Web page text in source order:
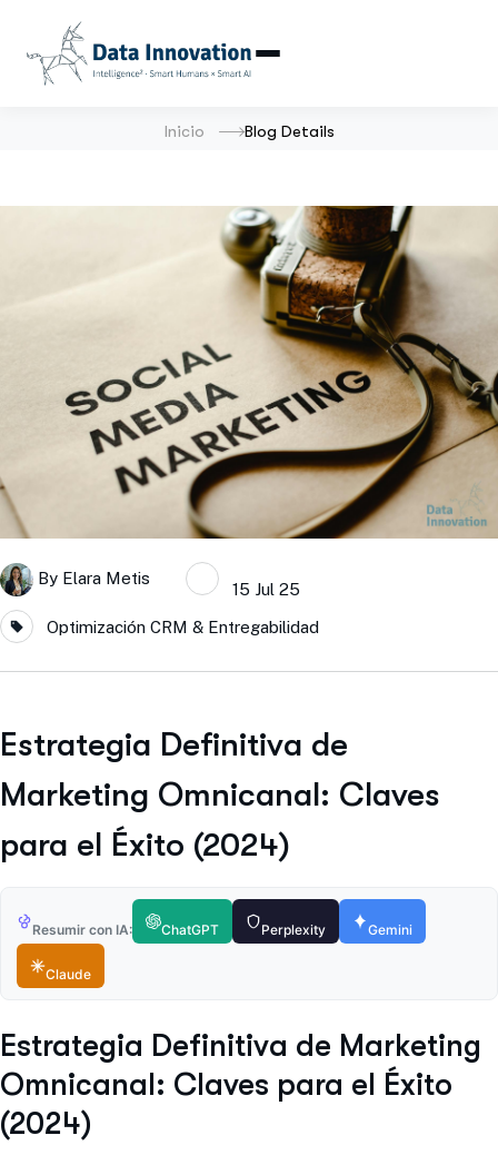
Inicio Blog Details
By Elara Metis
15 Jul 25
Optimización CRM & Entregabilidad
Estrategia Definitiva de
Marketing Omnicanal: Claves
para el Éxito (2024)
Resumir con IA: ChatGPT Perplexity Gemini
Claude
Estrategia Definitiva de Marketing
Omnicanal: Claves para el Éxito
(2024)